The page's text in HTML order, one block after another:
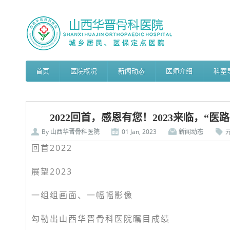
首页 医院概况 新闻动态 医师介绍 科室
2022回首，感恩有您！2023来临，“医
By 山西华晋骨科医院 01 Jan, 2023 新闻动态
回首2022
展望2023
一组组画面、一幅幅影像
勾勒出山西华晋骨科医院瞩目成绩